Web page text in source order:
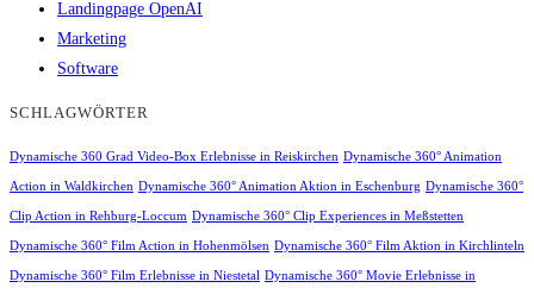
Landingpage OpenAI
Marketing
Software
SCHLAGWÖRTER
Dynamische 360 Grad Video-Box Erlebnisse in Reiskirchen Dynamische 360° Animation
Action in Waldkirchen Dynamische 360° Animation Aktion in Eschenburg Dynamische 360°
Clip Action in Rehburg-Loccum Dynamische 360° Clip Experiences in Meßstetten
Dynamische 360° Film Action in Hohenmölsen Dynamische 360° Film Aktion in Kirchlinteln
Dynamische 360° Film Erlebnisse in Niestetal Dynamische 360° Movie Erlebnisse in